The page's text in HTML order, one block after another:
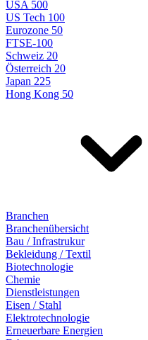
USA 500
US Tech 100
Eurozone 50
FTSE-100
Schweiz 20
Österreich 20
Japan 225
Hong Kong 50
Branchen
Branchenübersicht
Bau / Infrastrukur
Bekleidung / Textil
Biotechnologie
Chemie
Dienstleistungen
Eisen / Stahl
Elektrotechnologie
Erneuerbare Energien